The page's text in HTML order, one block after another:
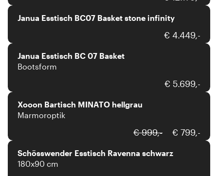
Janua Esstisch BC07 Basket stone infinity
€ 4.449,-
Janua
Janua Esstisch BC 07 Basket
Bootsform
€ 5.699,-
xooon
Xooon Bartisch MINATO hellgrau
Marmoroptik
€ 999,- € 799,-
Schösswender
Schösswender Esstisch Ravenna schwarz
180x90 cm